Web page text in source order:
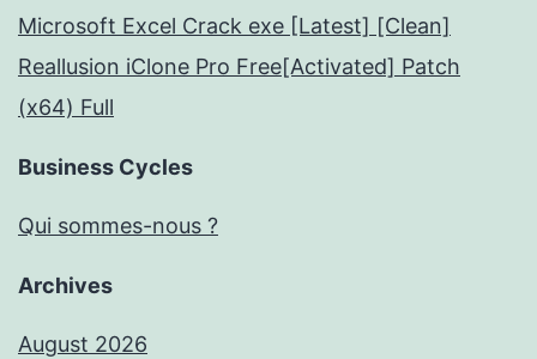
Microsoft Excel Crack exe [Latest] [Clean]
Reallusion iClone Pro Free[Activated] Patch
(x64) Full
Business Cycles
Qui sommes-nous ?
Archives
August 2026